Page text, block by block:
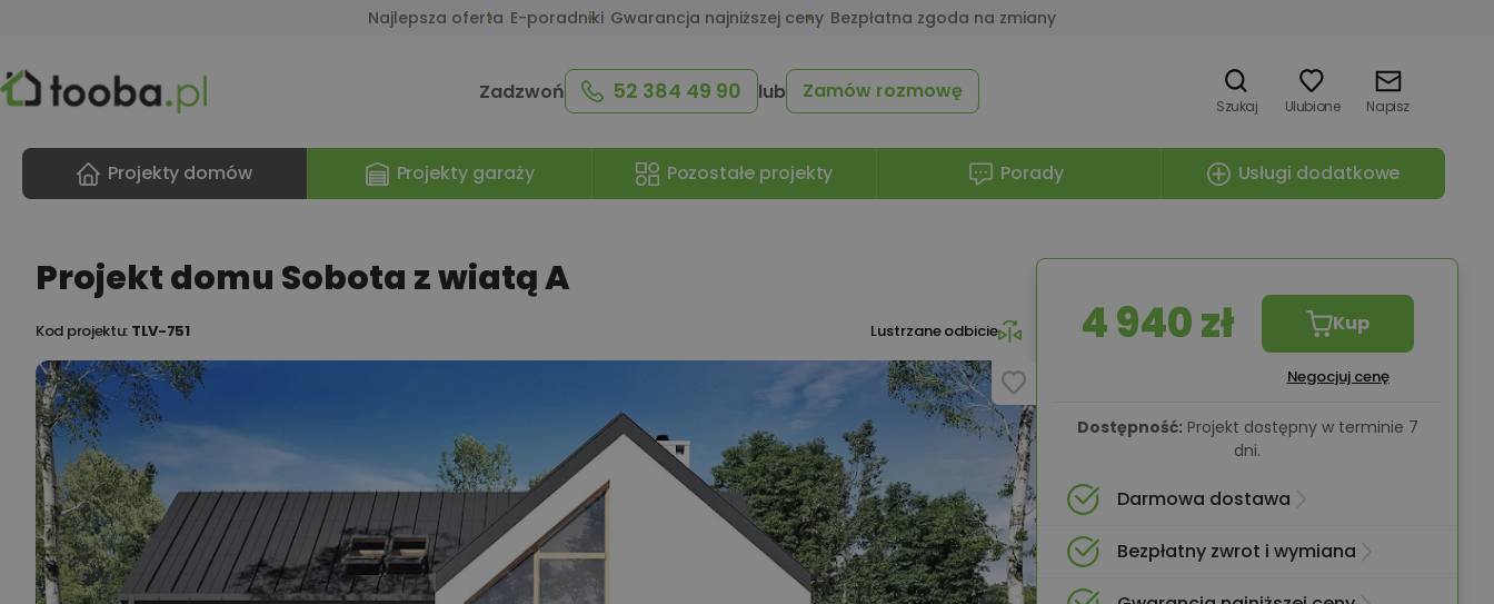
Najlepsza oferta E-poradniki Gwarancja najniższej ceny Bezpłatna zgoda na zmiany
Zadzwoń 52 384 49 90 lub Zamów rozmowę
Szukaj Ulubione Napisz
Projekty domów Projekty garaży Pozostałe projekty Porady Usługi dodatkowe
Projekt domu Sobota z wiatą A
Kod projektu: TLV-751 Lustrzane odbicie 4 940 zł Kup
Negocjuj cenę
Dostępność: Projekt dostępny w terminie 7
dni.
Darmowa dostawa
Bezpłatny zwrot i wymiana